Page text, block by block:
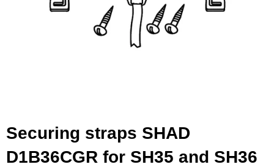
Securing straps SHAD
D1B36CGR for SH35 and SH36